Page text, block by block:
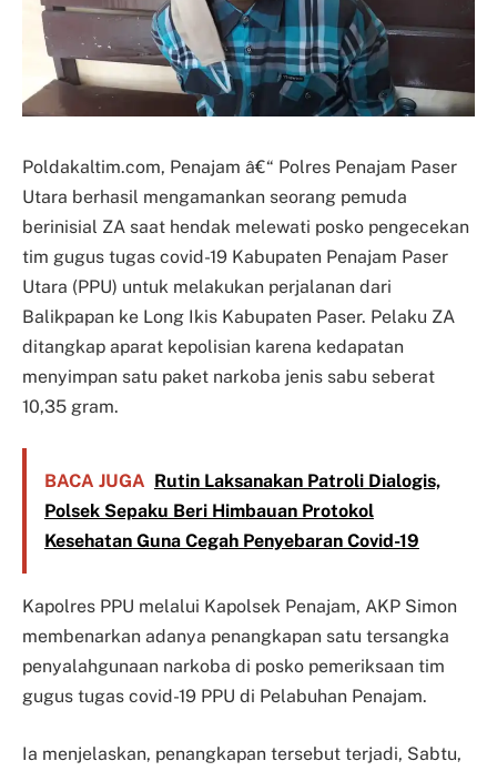
Poldakaltim.com, Penajam â€“ Polres Penajam Paser
Utara berhasil mengamankan seorang pemuda
berinisial ZA saat hendak melewati posko pengecekan
tim gugus tugas covid-19 Kabupaten Penajam Paser
Utara (PPU) untuk melakukan perjalanan dari
Balikpapan ke Long Ikis Kabupaten Paser. Pelaku ZA
ditangkap aparat kepolisian karena kedapatan
menyimpan satu paket narkoba jenis sabu seberat
10,35 gram.
BACA JUGA Rutin Laksanakan Patroli Dialogis,
Polsek Sepaku Beri Himbauan Protokol
Kesehatan Guna Cegah Penyebaran Covid-19
Kapolres PPU melalui Kapolsek Penajam, AKP Simon
membenarkan adanya penangkapan satu tersangka
penyalahgunaan narkoba di posko pemeriksaan tim
gugus tugas covid-19 PPU di Pelabuhan Penajam.
Ia menjelaskan, penangkapan tersebut terjadi, Sabtu,